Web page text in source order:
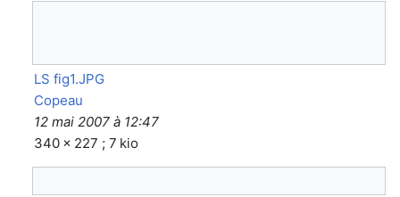
LS fig1.JPG
Copeau
12 mai 2007 à 12:47
340 × 227 ; 7 kio